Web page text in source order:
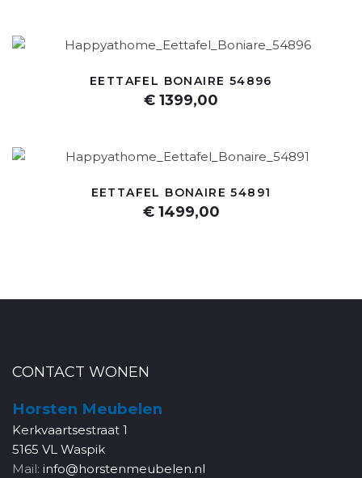
EETTAFEL BONAIRE 54896
€ 1399,00
EETTAFEL BONAIRE 54891
€ 1499,00
CONTACT WONEN
Horsten Meubelen
Kerkvaartsestraat 1
5165 VL Waspik
Mail: info@horstenmeubelen.nl